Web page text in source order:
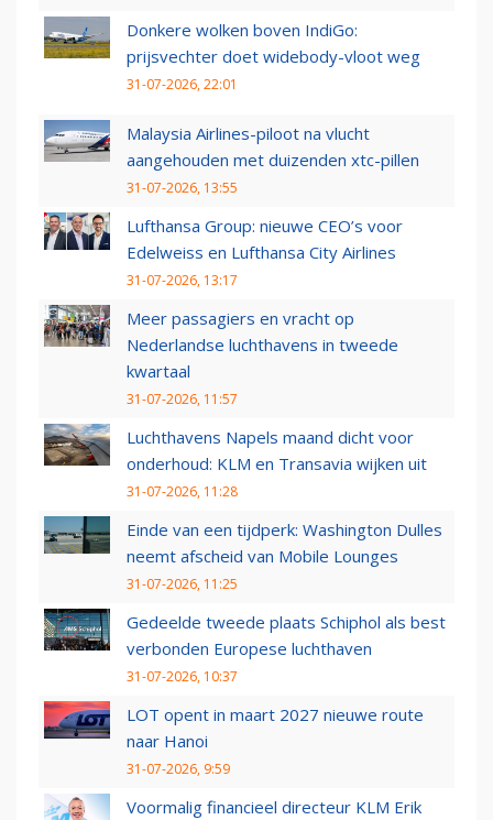
Donkere wolken boven IndiGo:
prijsvechter doet widebody-vloot weg
31-07-2026, 22:01
Malaysia Airlines-piloot na vlucht
aangehouden met duizenden xtc-pillen
31-07-2026, 13:55
Lufthansa Group: nieuwe CEO’s voor
Edelweiss en Lufthansa City Airlines
31-07-2026, 13:17
Meer passagiers en vracht op
Nederlandse luchthavens in tweede
kwartaal
31-07-2026, 11:57
Luchthavens Napels maand dicht voor
onderhoud: KLM en Transavia wijken uit
31-07-2026, 11:28
Einde van een tijdperk: Washington Dulles
neemt afscheid van Mobile Lounges
31-07-2026, 11:25
Gedeelde tweede plaats Schiphol als best
verbonden Europese luchthaven
31-07-2026, 10:37
LOT opent in maart 2027 nieuwe route
naar Hanoi
31-07-2026, 9:59
Voormalig financieel directeur KLM Erik